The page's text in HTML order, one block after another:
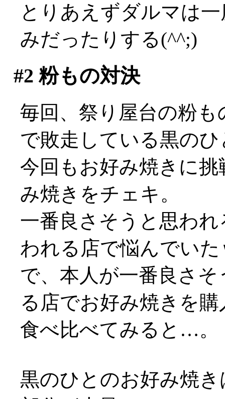
とりあえずダルマは
みだったりする(^^;)
#2 粉もの対決
毎回、祭り屋台の粉
で敗走している黒のひ
今回もお好み焼きに
み焼きをチェキ。
一番良さそうと思わ
われる店で悩んでいた
で、本人が一番良さ
る店でお好み焼きを購
食べ比べてみると…。
黒のひとのお好み焼